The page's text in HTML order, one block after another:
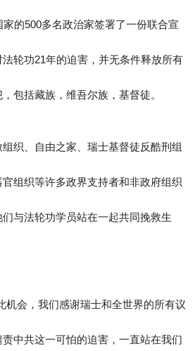
的500多名政治家签署了一份联合宣
轮功21年的迫害，并无条件释放所有
包括藏族，维吾尔族，基督徒。
织、自由之家、瑞士基督徒反酷刑组
组织等许多政界支持者和非政府组织
与法轮功学员站在一起共同挽救生
机会，我们感谢瑞士和全世界的所有议
中共这一可怕的迫害，一直站在我们